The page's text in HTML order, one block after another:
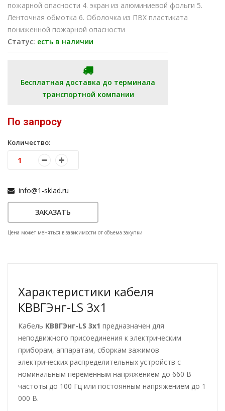
пожарной опасности 4. экран из алюминиевой фольги 5.
Ленточная обмотка 6. Оболочка из ПВХ пластиката
пониженной пожарной опасности
Статус: есть в наличии
Бесплатная доставка до терминала
транспортной компании
По запросу
Количество:
info@1-sklad.ru
ЗАКАЗАТЬ
Цена может меняться в зависимости от объема закупки
Характеристики кабеля
КВВГЭнг-LS 3х1
Кабель КВВГЭнг-LS 3х1 предназначен для
неподвижного присоединения к электрическим
приборам, аппаратам, сборкам зажимов
электрических распределительных устройств с
номинальным переменным напряжением до 660 В
частоты до 100 Гц или постоянным напряжением до 1
000 В.